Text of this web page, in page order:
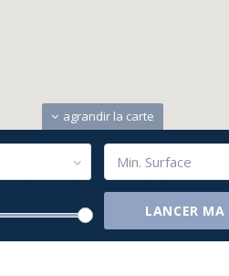
agrandir la carte